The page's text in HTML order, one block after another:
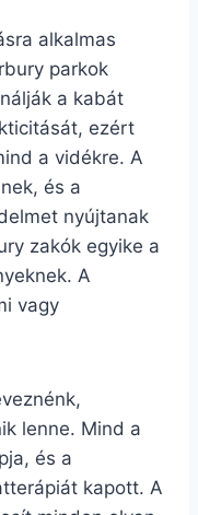
alkalmas
parkok
a kabát
ezért
a vidékre. A
és a
nyújtanak
zakók egyike a
A
vagy
lenne. Mind a
és a
kapott. A